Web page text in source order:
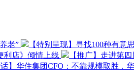
老”
【特别呈现】寻找100种有意
利店》倾情上线
【推广】走进第
话】华住集团CFO：不靠规模取胜，